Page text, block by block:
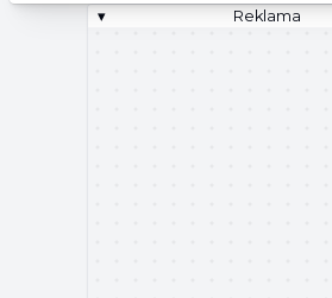
▾
Reklama